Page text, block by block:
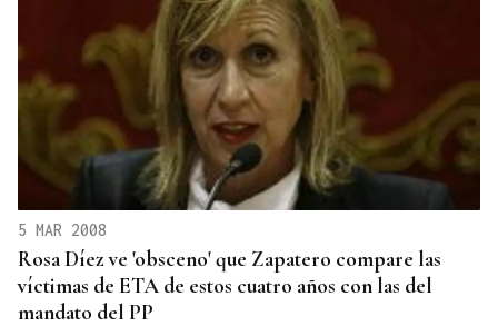
5 MAR 2008
Rosa Díez ve 'obsceno' que Zapatero compare las
víctimas de ETA de estos cuatro años con las del
mandato del PP